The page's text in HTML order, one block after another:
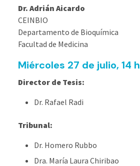
Dr. Adrián Aicardo
CEINBIO
Departamento de Bioquímica
Facultad de Medicina
Miércoles 27 de julio, 14
Director de Tesis:
Dr. Rafael Radi
Tribunal:
Dr. Homero Rubbo
Dra. María Laura Chiribao